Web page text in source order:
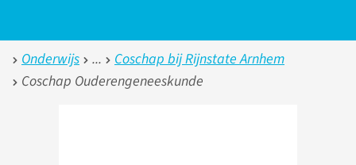
Onderwijs
Coschap bij Rijnstate Arnhem
Coschap Ouderengeneeskunde